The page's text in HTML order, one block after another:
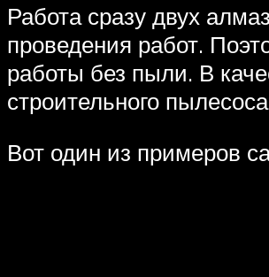
Работа сразу двух
проведения работ.
работы без пыли. В
строительного
Вот один из примеров